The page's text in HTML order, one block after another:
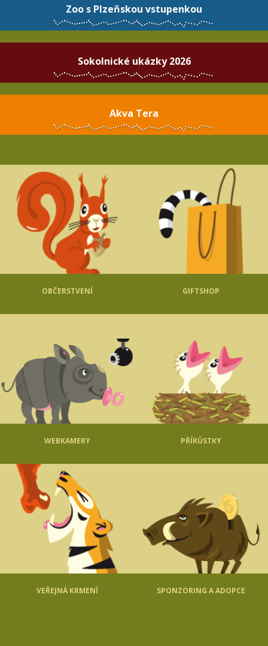
Zoo s Plzeňskou vstupenkou
Sokolnické ukázky 2026
Akva Tera
OBČERSTVENÍ GIFTSHOP
WEBKAMERY PŘÍRŮSTKY
VEŘEJNÁ KRMENÍ SPONZORING A ADOPCE